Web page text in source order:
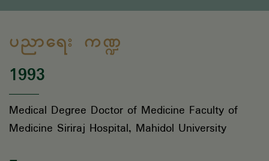
ပညာရေး ကဏ္ဍ
1993
Medical Degree Doctor of Medicine Faculty of
Medicine Siriraj Hospital, Mahidol University